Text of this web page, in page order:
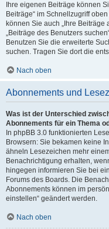
Ihre eigenen Beiträge können
Beiträge“ im Schnellzugriff
können Sie auch „Ihre
„Beiträge des Benutzers
Benutzen Sie die erweiterte
suchen. Tragen Sie dort die
Nach oben
Abonnements und
Was ist der Unterschied
Abonnements für ein Thema
In phpBB 3.0 funktionierten
Browsern: Sie bekamen keine
ähneln Lesezeichen mehr
Benachrichtigung erhalten,
hingegen informieren Sie bei
Forums des Boards. Die
Abonnements können im
einstellen“ geändert werden.
Nach oben